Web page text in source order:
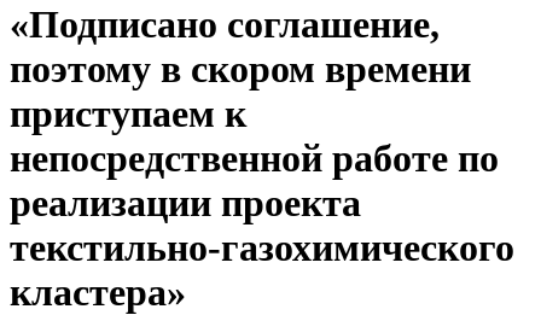
«Подписано соглашение,
поэтому в скором времени
приступаем к
непосредственной работе по
реализации проекта
текстильно-газохимического
кластера»